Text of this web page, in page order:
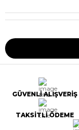
GÜVENLİ ALIŞVERİŞ
TAKSİTLİ ÖDEME